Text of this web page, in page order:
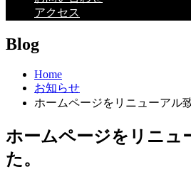
アクセス
Blog
Home
お知らせ
ホームページをリニューアル
ホームページをリニュ
た。